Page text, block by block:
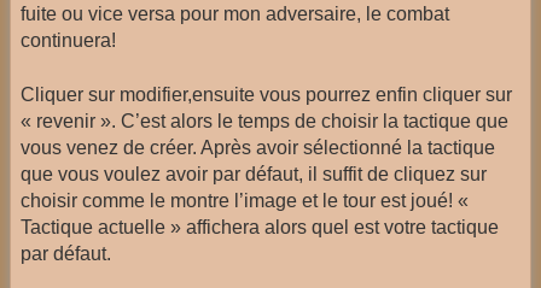
fuite ou vice versa pour mon adversaire, le combat
continuera!
Cliquer sur modifier,ensuite vous pourrez enfin cliquer sur
« revenir ». C’est alors le temps de choisir la tactique que
vous venez de créer. Après avoir sélectionné la tactique
que vous voulez avoir par défaut, il suffit de cliquez sur
choisir comme le montre l’image et le tour est joué! «
Tactique actuelle » affichera alors quel est votre tactique
par défaut.